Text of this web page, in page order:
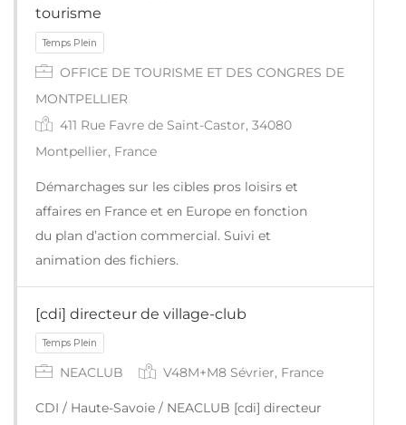
tourisme
Temps Plein
OFFICE DE TOURISME ET DES CONGRES DE
MONTPELLIER
411 Rue Favre de Saint-Castor, 34080
Montpellier, France
Démarchages sur les cibles pros loisirs et
affaires en France et en Europe en fonction
du plan d’action commercial. Suivi et
animation des fichiers.
[cdi] directeur de village-club
NEACLUB V48M+M8 Sévrier, France
CDI / Haute-Savoie / NEACLUB [cdi] directeur